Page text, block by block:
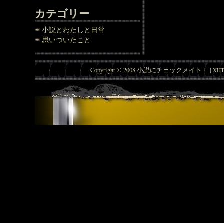
カテゴリー
小説とわたしと日常
思いついたこと
Copyright © 2008 小説にチェックメイト！ |